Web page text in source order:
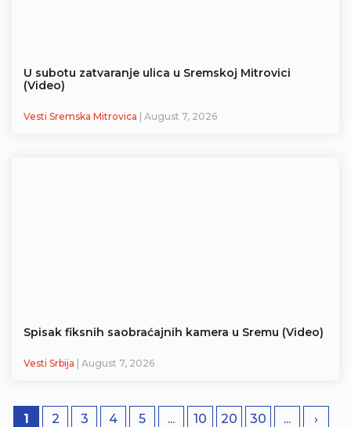
U subotu zatvaranje ulica u Sremskoj Mitrovici
(Video)
Vesti Sremska Mitrovica | August 7, 2026
Spisak fiksnih saobraćajnih kamera u Sremu (Video)
Vesti Srbija | August 7, 2026
1 2 3 4 5 ... 10 20 30 ...
›